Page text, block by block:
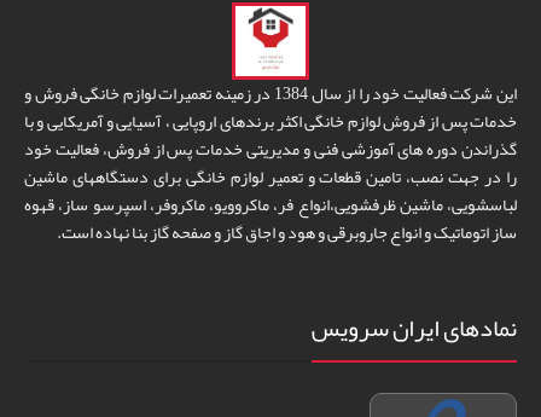
این شرکت فعالیت خود را از سال 1384 در زمینه تعمیرات لوازم خانگی فروش و
خدمات پس از فروش لوازم خانگی اکثر برندهای اروپایی ، آسیایی و آمریکایی و با
گذراندن دوره های آموزشی فنی و مدیریتی خدمات پس از فروش، فعالیت خود
را در جهت نصب، تامین قطعات و تعمیر لوازم خانگی برای دستگاههای ماشین
لباسشویی، ماشین ظرفشویی،انواع فر، ماکروویو، ماکروفر، اسپرسو ساز، قهوه
ساز اتوماتیک و انواع جاروبرقی و هود و اجاق گاز و صفحه گاز بنا نهاده است.
نمادهای ایران سرویس